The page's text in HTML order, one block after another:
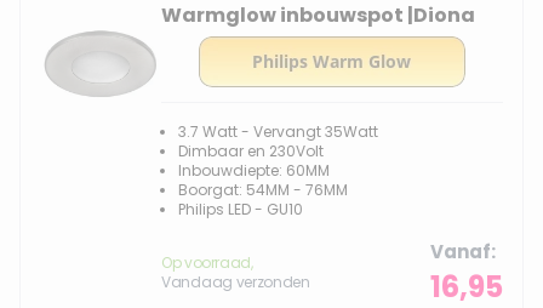
Warmglow inbouwspot |Diona
3.7 Watt - Vervangt 35Watt
Dimbaar en 230Volt
Inbouwdiepte: 60MM
Boorgat: 54MM - 76MM
Philips LED - GU10
Op voorraad,
Vandaag verzonden
Vanaf
16,95